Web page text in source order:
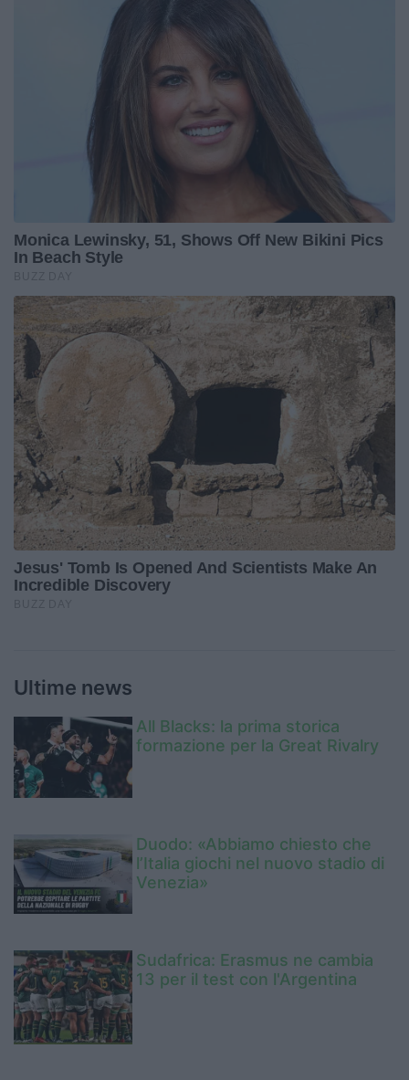
Ultime news
All Blacks: la prima storica
formazione per la Great Rivalry
Duodo: «Abbiamo chiesto che
l’Italia giochi nel nuovo stadio di
Venezia»
Sudafrica: Erasmus ne cambia
13 per il test con l'Argentina